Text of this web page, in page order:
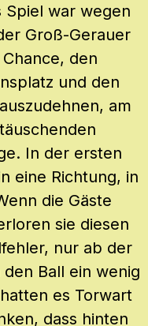
Spiel war wegen
Groß-Gerauer
den
und den
am
In der ersten
eine Richtung, in
die Gäste
sie diesen
nur ab der
Ball ein wenig
es Torwart
dass hinten